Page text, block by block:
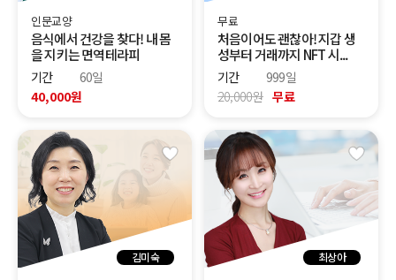
인문교양
음식에서 건강을 찾다! 내 몸
을 지키는 면역테라피
기간
60일
40,000원
무료
처음이어도 괜찮아! 지갑 생
성부터 거래까지 NFT 시...
기간
999일
20,000원 무료
김미숙 최상아